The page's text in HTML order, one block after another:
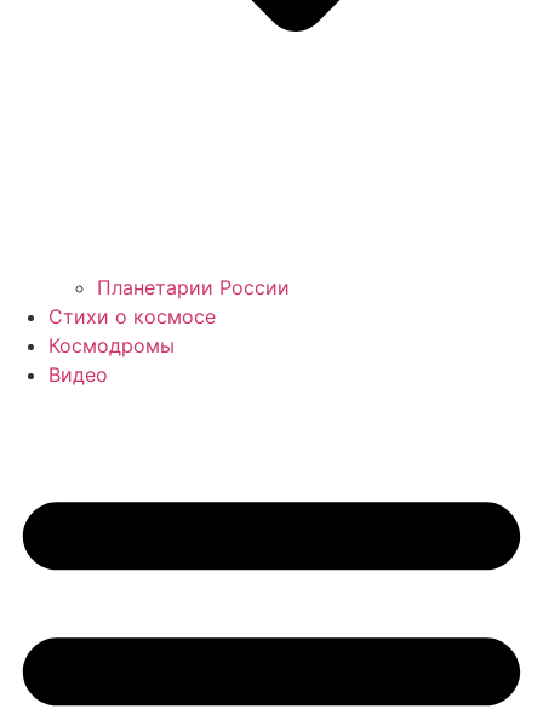
Планетарии России
Стихи о космосе
Космодромы
Видео